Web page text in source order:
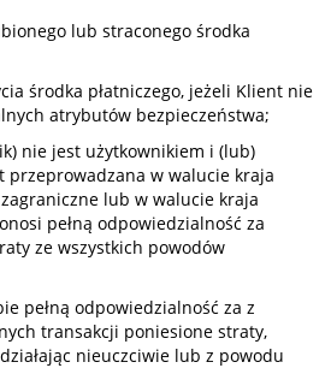
lub straconego środka
środka płatniczego, jeżeli Klient nie
atrybutów bezpieczeństwa;
nie jest użytkownikiem i (lub)
przeprowadzana w walucie kraja
lub w walucie kraja
pełną odpowiedzialność za
ze wszystkich powodów
pełną odpowiedzialność za z
transakcji poniesione straty,
nieuczciwie lub z powodu